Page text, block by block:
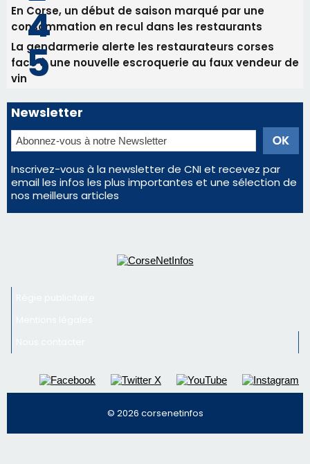
Inscrivez-vous à la newsletter de CNI et recevez par
email les infos les plus importantes et une sélection de
nos meilleurs articles
Régie publicitaire
Nous contacter
© 2026 corsenetinfos